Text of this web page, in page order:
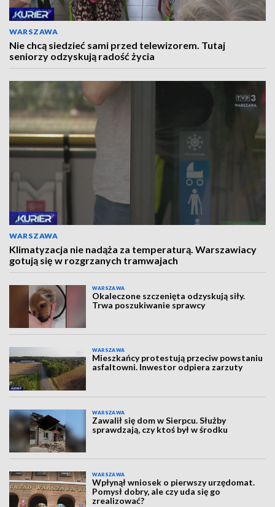
WARSZAWA
Nie chcą siedzieć sami przed telewizorem. Tutaj
seniorzy odzyskują radość życia
WARSZAWA
Klimatyzacja nie nadąża za temperaturą. Warszawiacy
gotują się w rozgrzanych tramwajach
WARSZAWA
Okaleczone szczenięta odzyskują siły.
Trwa poszukiwanie sprawcy
WARSZAWA
Mieszkańcy protestują przeciw powstaniu
asfaltowni. Inwestor odpiera zarzuty
WARSZAWA
Zawalił się dom w Sierpcu. Służby
sprawdzają, czy ktoś był w środku
WARSZAWA
Wpłynął wniosek o pierwszy urzędomat.
Pomysł dobry, ale czy uda się go
zrealizować?